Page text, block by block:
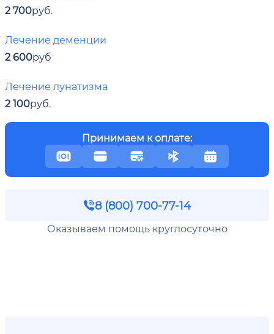
2 700руб.
Лечение деменции
2 600руб
Лечение лунатизма
2 100руб.
Принимаем к оплате:
8 (800) 700-77-14
Оказываем помощь круглосуточно